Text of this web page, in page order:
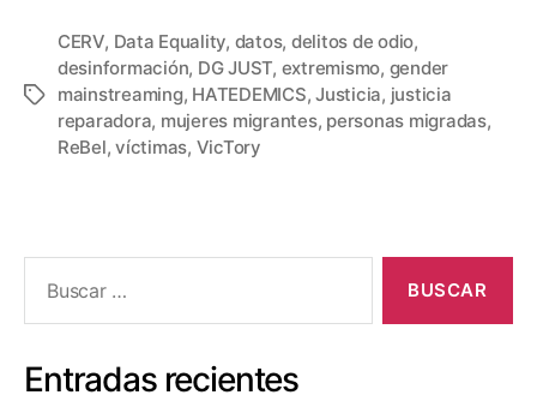
CERV, Data Equality, datos, delitos de odio,
desinformación, DG JUST, extremismo, gender
mainstreaming, HATEDEMICS,Justicia, justicia
reparadora, mujeres migrantes, personas migradas,
ReBel,víctimas, VicTory
Entradas recientes